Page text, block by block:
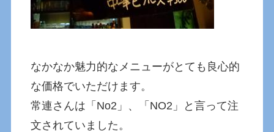
なかなか魅力的なメニューがとても良心的
な価格でいただけます。
常連さんは「No2」、「NO2」と言って注
文されていました。